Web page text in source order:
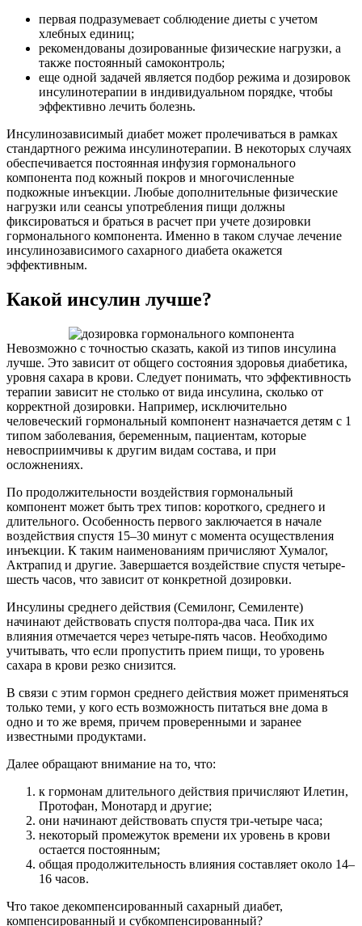
первая подразумевает соблюдение диеты с учетом
хлебных единиц;
рекомендованы дозированные физические нагрузки, а
также постоянный самоконтроль;
еще одной задачей является подбор режима и дозировок
инсулинотерапии в индивидуальном порядке, чтобы
эффективно лечить болезнь.
Инсулинозависимый диабет может пролечиваться в рамках
стандартного режима инсулинотерапии. В некоторых случаях
обеспечивается постоянная инфузия гормонального
компонента под кожный покров и многочисленные
подкожные инъекции. Любые дополнительные физические
нагрузки или сеансы употребления пищи должны
фиксироваться и браться в расчет при учете дозировки
гормонального компонента. Именно в таком случае лечение
инсулинозависимого сахарного диабета окажется
эффективным.
Какой инсулин лучше?
Невозможно с точностью сказать, какой из типов инсулина
лучше. Это зависит от общего состояния здоровья диабетика,
уровня сахара в крови. Следует понимать, что эффективность
терапии зависит не столько от вида инсулина, сколько от
корректной дозировки. Например, исключительно
человеческий гормональный компонент назначается детям с 1
типом заболевания, беременным, пациентам, которые
невосприимчивы к другим видам состава, и при
осложнениях.
По продолжительности воздействия гормональный
компонент может быть трех типов: короткого, среднего и
длительного. Особенность первого заключается в начале
воздействия спустя 15–30 минут с момента осуществления
инъекции. К таким наименованиям причисляют Хумалог,
Актрапид и другие. Завершается воздействие спустя четыре-
шесть часов, что зависит от конкретной дозировки.
Инсулины среднего действия (Семилонг, Семиленте)
начинают действовать спустя полтора-два часа. Пик их
влияния отмечается через четыре-пять часов. Необходимо
учитывать, что если пропустить прием пищи, то уровень
сахара в крови резко снизится.
В связи с этим гормон среднего действия может применяться
только теми, у кого есть возможность питаться вне дома в
одно и то же время, причем проверенными и заранее
известными продуктами.
Далее обращают внимание на то, что:
к гормонам длительного действия причисляют Илетин,
Протофан, Монотард и другие;
они начинают действовать спустя три-четыре часа;
некоторый промежуток времени их уровень в крови
остается постоянным;
общая продолжительность влияния составляет около 14–
16 часов.
Что такое декомпенсированный сахарный диабет,
компенсированный и субкомпенсированный?